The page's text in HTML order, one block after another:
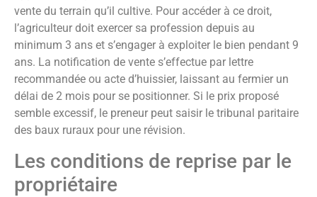
vente du terrain qu’il cultive. Pour accéder à ce droit,
l’agriculteur doit exercer sa profession depuis au
minimum 3 ans et s’engager à exploiter le bien pendant 9
ans. La notification de vente s’effectue par lettre
recommandée ou acte d’huissier, laissant au fermier un
délai de 2 mois pour se positionner. Si le prix proposé
semble excessif, le preneur peut saisir le tribunal paritaire
des baux ruraux pour une révision.
Les conditions de reprise par le
propriétaire